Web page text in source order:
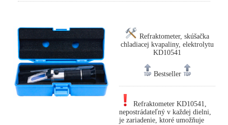
Refraktometer, skúšačka
chladiacej kvapaliny, elektrolytu
KD10541
Bestseller
Refraktometer KD10541,
nepostrádateľný v každej dielni,
je zariadenie, ktoré umožňuje